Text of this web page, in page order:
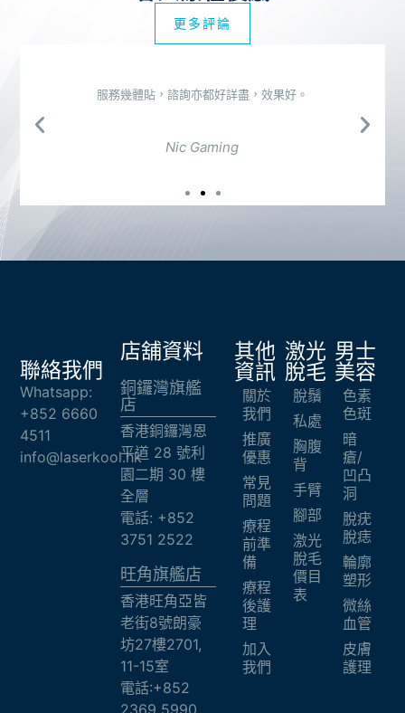
更多評論
激光
脫毛
脫鬚
私處
胸腹
背
手臂
腳部
激光
脫毛
價目
表
男士
美容
色素
色斑
暗
瘡/
凹凸
洞
脫疣
脫痣
輪廓
塑形
微絲
血管
皮膚
護理
其他
資訊
關於
我們
推廣
優惠
常見
問題
療程
前準
備
療程
後護
理
加入
我們
店舖資料
銅鑼灣旗艦
店
香港銅鑼灣恩
平道 28 號利
園二期 30 樓
全層
電話: +852
3751 2522
旺角旗艦店​
香港旺角亞皆
老街8號朗豪
坊27樓2701,
11-15室
電話:+852
聯絡我們
Whatsapp:
+852 6660
4511
info@laserkool.hk